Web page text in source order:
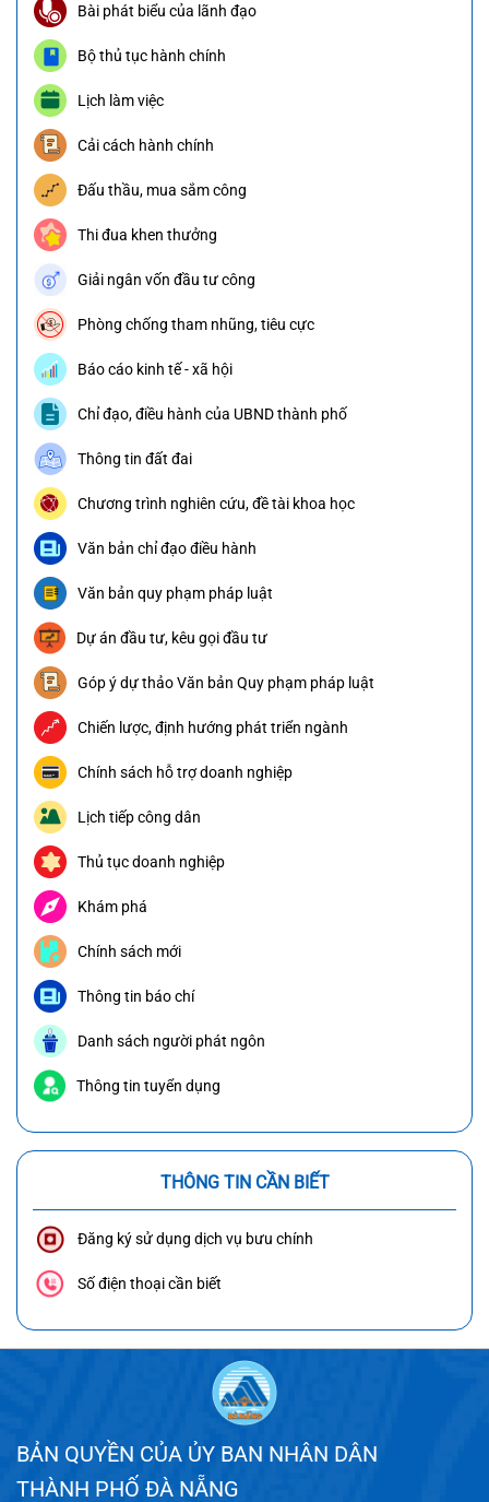
Bài phát biểu của lãnh đạo
Bộ thủ tục hành chính
Lịch làm việc
Cải cách hành chính
Đấu thầu, mua sắm công
Thi đua khen thưởng
Giải ngân vốn đầu tư công
Phòng chống tham nhũng, tiêu cực
Báo cáo kinh tế - xã hội
Chỉ đạo, điều hành của UBND thành phố
Thông tin đất đai
Chương trình nghiên cứu, đề tài khoa học
Văn bản chỉ đạo điều hành
Văn bản quy phạm pháp luật
Dự án đầu tư, kêu gọi đầu tư
Góp ý dự thảo Văn bản Quy phạm pháp luật
Chiến lược, định hướng phát triển ngành
Chính sách hỗ trợ doanh nghiệp
Lịch tiếp công dân
Thủ tục doanh nghiệp
Khám phá
Chính sách mới
Thông tin báo chí
Danh sách người phát ngôn
Thông tin tuyển dụng
THÔNG TIN CẦN BIẾT
Đăng ký sử dụng dịch vụ bưu chính
Số điện thoại cần biết
BẢN QUYỀN CỦA ỦY BAN NHÂN DÂN
THÀNH PHỐ ĐÀ NẴNG